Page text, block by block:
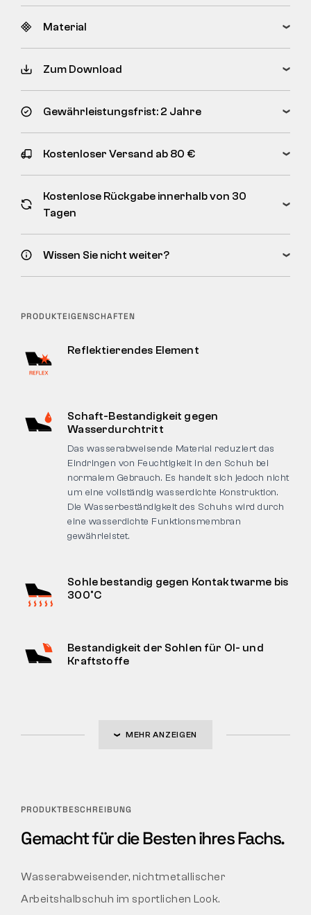
Material
Zum Download
Gewährleistungsfrist: 2 Jahre
Kostenloser Versand ab 80 €
Kostenlose Rückgabe innerhalb von 30
Tagen
Wissen Sie nicht weiter?
PRODUKTEIGENSCHAFTEN
Reflektierendes Element
Schaft-Bestandigkeit gegen
Wasserdurchtritt
Das wasserabweisende Material reduziert das
Eindringen von Feuchtigkeit in den Schuh bei
normalem Gebrauch. Es handelt sich jedoch nicht
um eine vollständig wasserdichte Konstruktion.
Die Wasserbeständigkeit des Schuhs wird durch
eine wasserdichte Funktionsmembran
gewährleistet.
Sohle bestandig gegen Kontaktwarme bis
300°C
Bestandigkeit der Sohlen für Ol- und
Kraftstoffe
MEHR ANZEIGEN
PRODUKTBESCHREIBUNG
Gemacht für die Besten ihres Fachs.
Wasserabweisender, nichtmetallischer
Arbeitshalbschuh im sportlichen Look.